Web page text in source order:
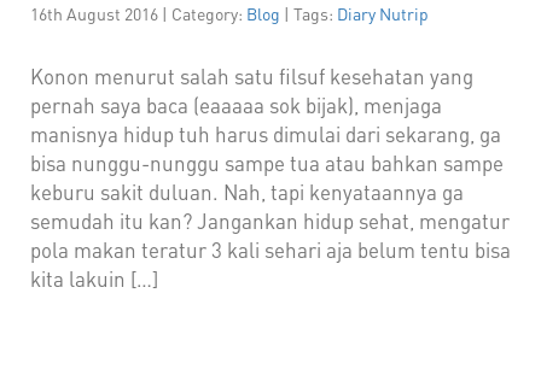
16th August 2016 | Category: Blog | Tags: Diary Nutrip
Konon menurut salah satu filsuf kesehatan yang
pernah saya baca (eaaaaa sok bijak), menjaga
manisnya hidup tuh harus dimulai dari sekarang, ga
bisa nunggu-nunggu sampe tua atau bahkan sampe
keburu sakit duluan. Nah, tapi kenyataannya ga
semudah itu kan? Jangankan hidup sehat, mengatur
pola makan teratur 3 kali sehari aja belum tentu bisa
kita lakuin […]